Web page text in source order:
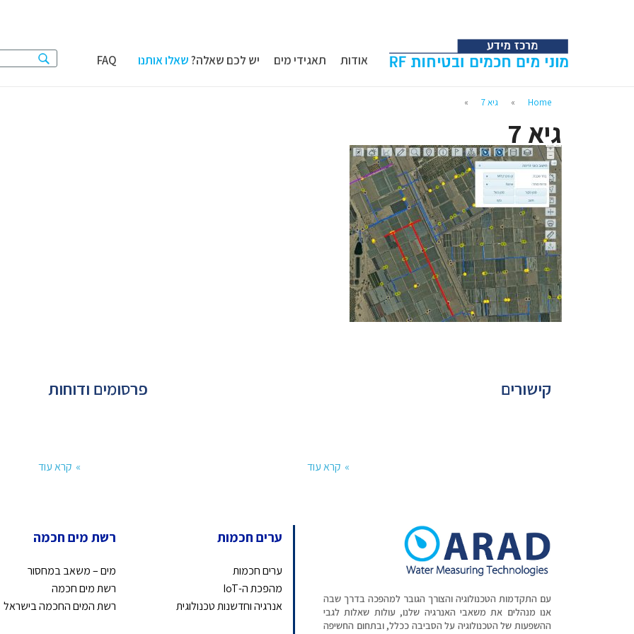
FAQ יש לכם שאלה?שאלו אותנו תאגידי מים אודות
Home
» גיא 7 »
גיא 7
קישורים פרסומים ודוחות
קרא עוד קרא עוד
רשת מים חכמה
מים – משאב במחסור
רשת מים חכמה
רשת המים החכמה בישראל
ערים חכמות
ערים חכמות
מהפכת ה-IoT
אנרגיה וחדשנות טכנולוגית
עם התקדמות הטכנולוגיה והצורך הגובר למהפכה בדרך שבה
אנו מנהלים את משאבי האנרגיה שלנו, עולות שאלות לגבי
ההשפעות של הטכנולוגיה על הסביבה ככלל, ובתחום החשיפה